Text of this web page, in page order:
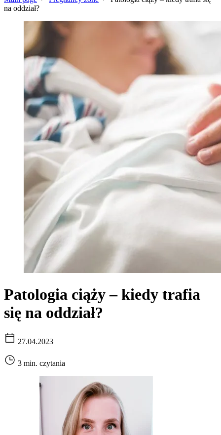
na oddział?
Patologia ciąży – kiedy trafia
się na oddział?
27.04.2023
3 min. czytania